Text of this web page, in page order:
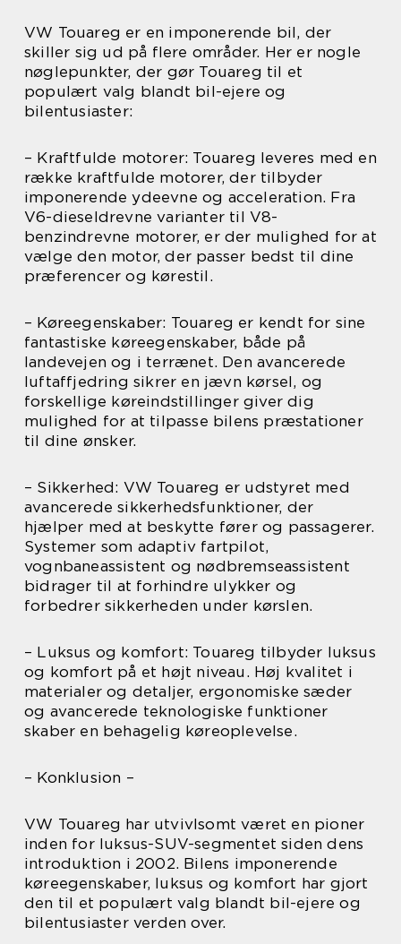
VW Touareg er en imponerende bil, der
skiller sig ud på flere områder. Her er nogle
nøglepunkter, der gør Touareg til et
populært valg blandt bil-ejere og
bilentusiaster:
– Kraftfulde motorer: Touareg leveres med en
række kraftfulde motorer, der tilbyder
imponerende ydeevne og acceleration. Fra
V6-dieseldrevne varianter til V8-
benzindrevne motorer, er der mulighed for at
vælge den motor, der passer bedst til dine
præferencer og kørestil.
– Køreegenskaber: Touareg er kendt for sine
fantastiske køreegenskaber, både på
landevejen og i terrænet. Den avancerede
luftaffjedring sikrer en jævn kørsel, og
forskellige køreindstillinger giver dig
mulighed for at tilpasse bilens præstationer
til dine ønsker.
– Sikkerhed: VW Touareg er udstyret med
avancerede sikkerhedsfunktioner, der
hjælper med at beskytte fører og passagerer.
Systemer som adaptiv fartpilot,
vognbaneassistent og nødbremseassistent
bidrager til at forhindre ulykker og
forbedrer sikkerheden under kørslen.
– Luksus og komfort: Touareg tilbyder luksus
og komfort på et højt niveau. Høj kvalitet i
materialer og detaljer, ergonomiske sæder
og avancerede teknologiske funktioner
skaber en behagelig køreoplevelse.
– Konklusion –
VW Touareg har utvivlsomt været en pioner
inden for luksus-SUV-segmentet siden dens
introduktion i 2002. Bilens imponerende
køreegenskaber, luksus og komfort har gjort
den til et populært valg blandt bil-ejere og
bilentusiaster verden over.